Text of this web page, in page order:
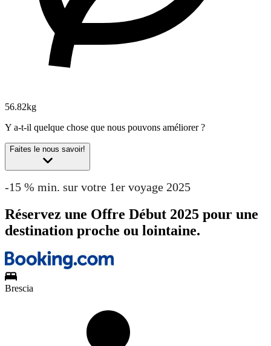
56.82kg
Y a-t-il quelque chose que nous pouvons améliorer ?
Faites le nous savoir!
-15 % min. sur votre 1er voyage 2025
Réservez une Offre Début 2025 pour une
destination proche ou lointaine.
Brescia